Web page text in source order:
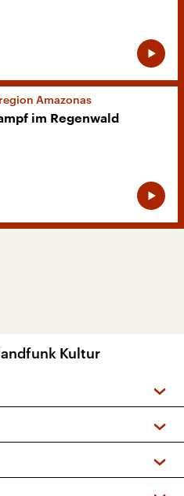
Amazonas
im Regenwald
Kultur
DAB+)